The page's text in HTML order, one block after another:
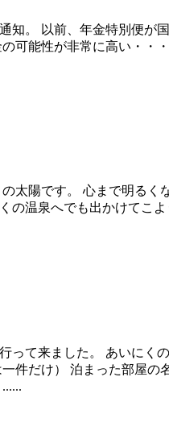
知。 以前、年金特別便が
可能性が非常に高い・・
太陽です。 心まで明る
の温泉へでも出かけてこ
って来ました。 あいにく
件だけ） 泊まった部屋